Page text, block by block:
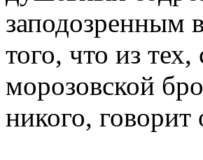
заподозренным
того, что из
морозовской
никого,